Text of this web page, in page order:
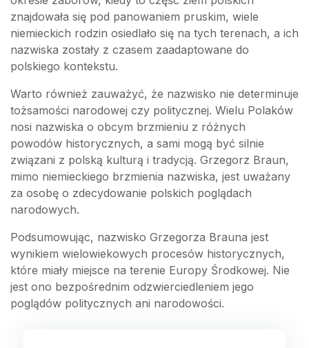
znajdowała się pod panowaniem pruskim, wiele
niemieckich rodzin osiedlało się na tych terenach, a ich
nazwiska zostały z czasem zaadaptowane do
polskiego kontekstu.
Warto również zauważyć, że nazwisko nie determinuje
tożsamości narodowej czy politycznej. Wielu Polaków
nosi nazwiska o obcym brzmieniu z różnych
powodów historycznych, a sami mogą być silnie
związani z polską kulturą i tradycją. Grzegorz Braun,
mimo niemieckiego brzmienia nazwiska, jest uważany
za osobę o zdecydowanie polskich poglądach
narodowych.
Podsumowując, nazwisko Grzegorza Brauna jest
wynikiem wielowiekowych procesów historycznych,
które miały miejsce na terenie Europy Środkowej. Nie
jest ono bezpośrednim odzwierciedleniem jego
poglądów politycznych ani narodowości.